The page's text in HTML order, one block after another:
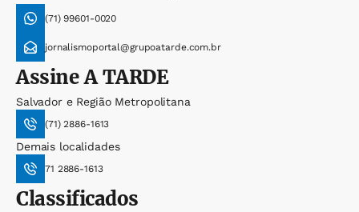
(71) 99601-0020
jornalismoportal@grupoatarde.com.br
AssineA TARDE
Salvador e Região Metropolitana
(71) 2886-1613
Demais localidades
71 2886-1613
Classificados